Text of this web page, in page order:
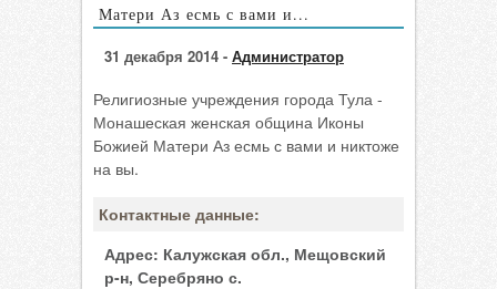
Матери Аз есмь с вами и...
31 декабря 2014 - Администратор
Религиозные учреждения города Тула -
Монашеская женская община Иконы
Божией Матери Аз есмь с вами и никтоже
на вы.
Контактные данные:
Адрес: Калужская обл., Мещовский
р-н, Серебряно с.